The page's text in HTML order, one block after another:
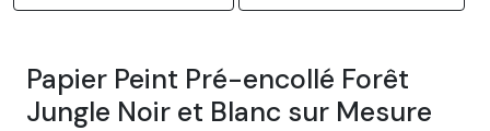
Papier Peint Pré-encollé Forêt
Jungle Noir et Blanc sur Mesure